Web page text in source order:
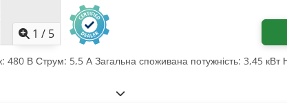
1 / 5
480 В Струм: 5,5 А Загальна споживана потужність: 3,45